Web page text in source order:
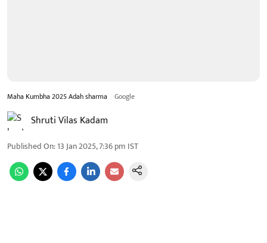
Maha Kumbha 2025 Adah sharma Google
Shruti Vilas Kadam
Published On:13 Jan 2025, 7:36 pm IST